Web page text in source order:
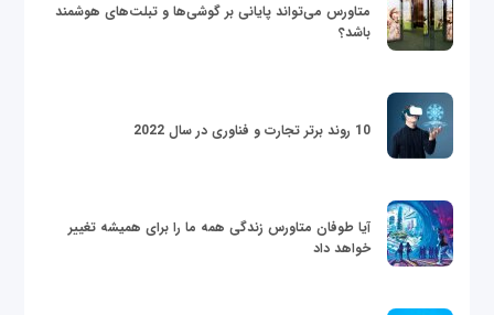
متاورس می‌تواند پایانی بر گوشی‌ها و تبلت‌های هوشمند
باشد؟
10 روند برتر تجارت و فناوری در سال 2022
آیا طوفان متاورس زندگی همه ما را برای همیشه تغییر
خواهد داد